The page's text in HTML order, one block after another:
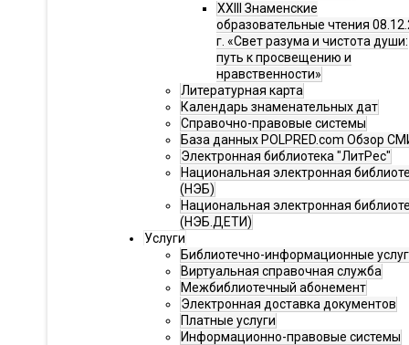
XXIII Знаменские
образовательные чтения
г. «Свет разума и чистота души:
путь к просвещению и
нравственности»
Литературная карта
Календарь знаменательных дат
Справочно-правовые системы
База данных POLPRED.com Обзор
Электронная библиотека "ЛитРес"
Национальная электронная
(НЭБ)
Национальная электронная
(НЭБ.ДЕТИ)
Услуги
Библиотечно-информационные
Виртуальная справочная служба
Межбиблиотечный абонемент
Электронная доставка документов
Платные услуги
Информационно-правовые системы